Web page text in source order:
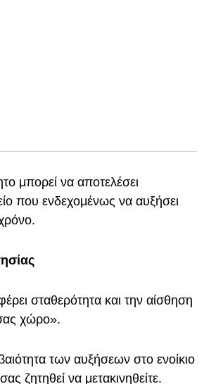
μπορεί να αποτελέσει
που ενδεχομένως να αυξήσει
σταθερότητα και την αίσθηση
χώρο».
των αυξήσεων στο ενοίκιο
ζητηθεί να μετακινηθείτε.